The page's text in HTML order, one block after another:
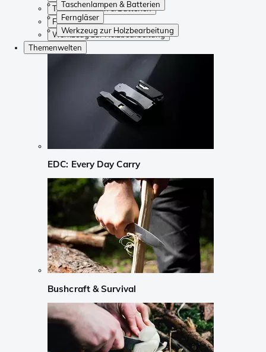
Taschenlampen & Batterien
Ferngläser
Werkzeug zur Holzbearbeitung
Taschenlampen & Batterien
Ferngläser
Werkzeug zur Holzbearbeitung
Themenwelten
EDC: Every Day Carry
Bushcraft & Survival